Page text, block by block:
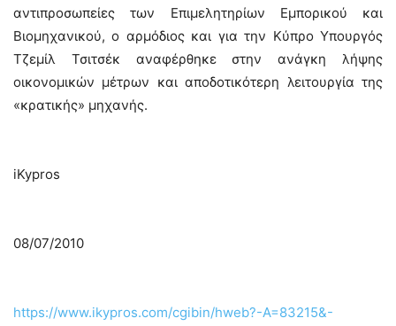
αντιπροσωπείες των Επιμελητηρίων Εμπορικού και
Βιομηχανικού, ο αρμόδιος και για την Κύπρο Υπουργός
Τζεμίλ Τσιτσέκ αναφέρθηκε στην ανάγκη λήψης
οικονομικών μέτρων και αποδοτικότερη λειτουργία της
«κρατικής» μηχανής.
iKypros
08/07/2010
https://www.ikypros.com/cgibin/hweb?-A=83215&-